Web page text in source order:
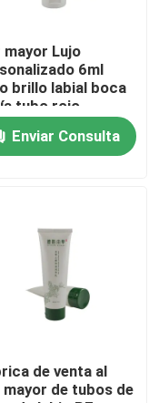
mayor Lujo
6ml
brillo labial boca
tubo rojo
cosmético
tubo brillo
Enviar Consulta
de venta al
mayor de tubos de